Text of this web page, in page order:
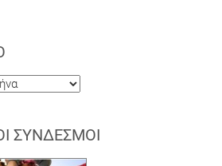
ΣΎΝΔΕΣΜΟΙ